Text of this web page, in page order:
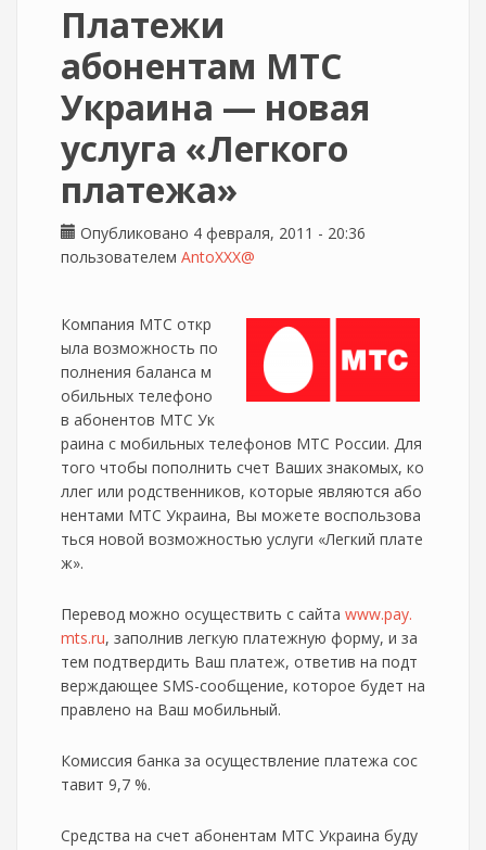
Платежи
абонентам МТС
Украина — новая
услуга «Легкого
платежа»
Опубликовано 4 февраля, 2011 - 20:36
пользователем AntoXXX@
Компания МТС откр
ыла возможность по
полнения баланса м
обильных телефоно
в абонентов МТС Ук
раина с мобильных телефонов МТС России. Для
того чтобы пополнить счет Ваших знакомых, ко
ллег или родственников, которые являются або
нентами МТС Украина, Вы можете воспользова
ться новой возможностью услуги «Легкий плате
ж».
Перевод можно осуществить с сайта www.pay.
mts.ru, заполнив легкую платежную форму, и за
тем подтвердить Ваш платеж, ответив на подт
верждающее SMS-сообщение, которое будет на
правлено на Ваш мобильный.
Комиссия банка за осуществление платежа сос
тавит 9,7 %.
Средства на счет абонентам МТС Украина буду